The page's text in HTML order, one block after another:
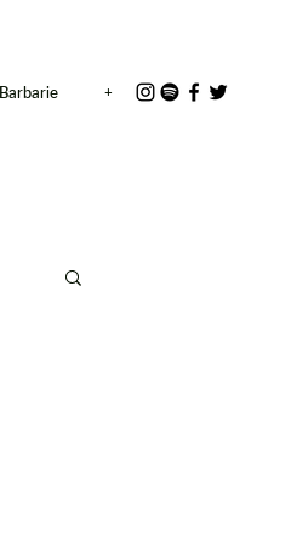
Barbarie +